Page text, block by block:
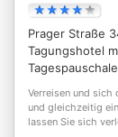
Prager Straße
Tagungshotel
Verreisen und sich
und gleichzeitig
lassen Sie sich